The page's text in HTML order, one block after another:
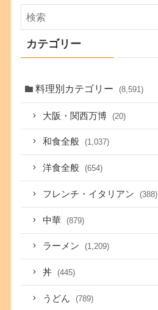
カテゴリー
料理別カテゴリー (8,591)
大阪・関西万博 (20)
和食全般 (1,037)
洋食全般 (654)
フレンチ・イタリアン (388)
中華 (879)
ラーメン (1,209)
丼 (445)
うどん (789)